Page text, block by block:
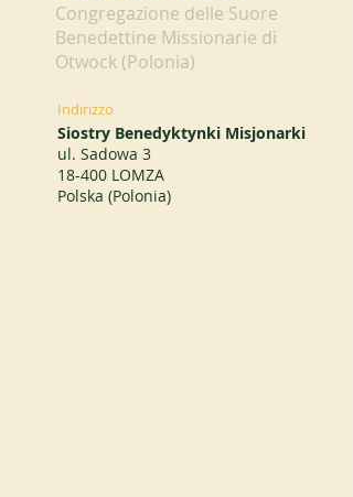
Congregazione delle Suore
Benedettine Missionarie di
Otwock (Polonia)
Indirizzo
Siostry Benedyktynki Misjonarki
ul. Sadowa 3
18-400 LOMZA
Polska (Polonia)